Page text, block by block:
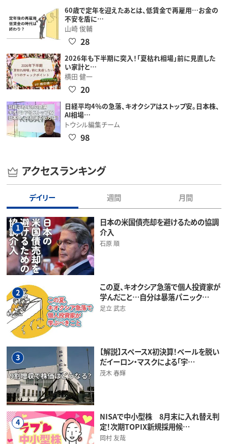
60歳で定年を迎えたあとは、低賃金で再雇用…お金の
不安を盾に…
山崎 俊輔
28
2026年も下半期に突入！「夏枯れ相場」前に見直した
い家計と…
横田 健一
20
日経平均4％の急落、キオクシアはストップ安。日本株、
AI相場…
トウシル編集チーム
98
アクセスランキング
デイリー 週間 月間
1
日本の米国債売却を避けるための協調
介入
石原 順
2
この夏、キオクシア急落で個人投資家が
学んだこと…自分は暴落パニック…
足立 武志
3
【解説】スペースX初決算！ベールを脱い
だイーロン・マスクによる「宇…
茂木 春輝
4
NISAで中小型株 8月末に入れ替え判
定！次期TOPIX新規採用候…
岡村 友哉